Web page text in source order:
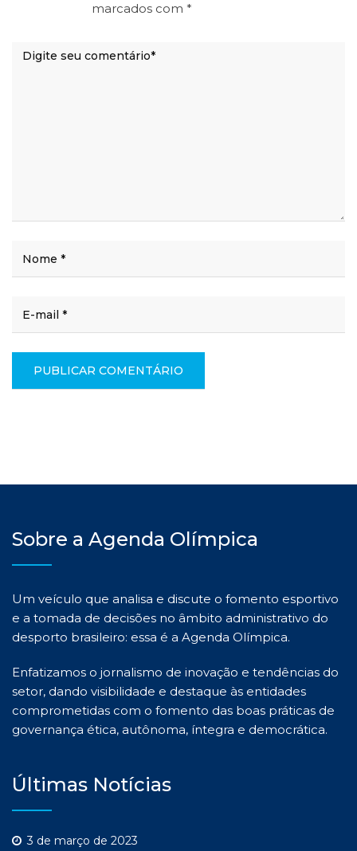
marcados com *
Sobre a Agenda Olímpica
Um veículo que analisa e discute o fomento esportivo
e a tomada de decisões no âmbito administrativo do
desporto brasileiro: essa é a Agenda Olímpica.
Enfatizamos o jornalismo de inovação e tendências do
setor, dando visibilidade e destaque às entidades
comprometidas com o fomento das boas práticas de
governança ética, autônoma, íntegra e democrática.
Últimas Notícias
3 de março de 2023